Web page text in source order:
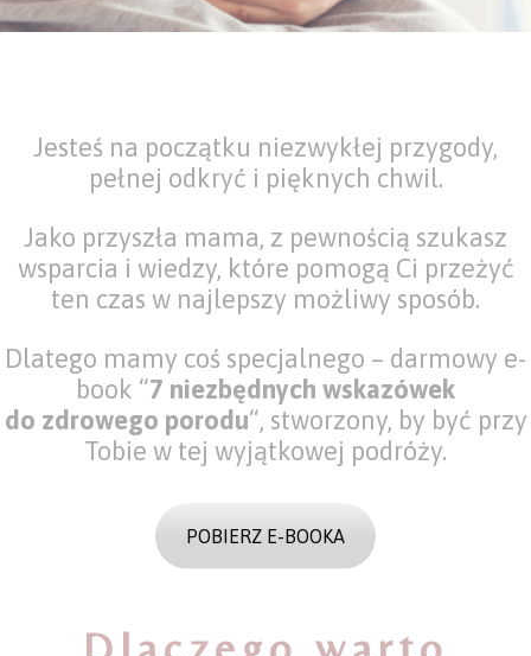
Jesteś na początku niezwykłej przygody,
pełnej odkryć i pięknych chwil.
Jako przyszła mama, z pewnością szukasz
wsparcia i wiedzy, które pomogą Ci przeżyć
ten czas w najlepszy możliwy sposób.
Dlatego mamy coś specjalnego – darmowy e-
book “7 niezbędnych wskazówek
do zdrowego porodu“, stworzony, by być przy
Tobie w tej wyjątkowej podróży.
POBIERZ E-BOOKA